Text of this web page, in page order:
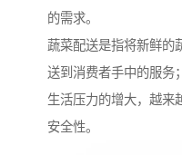
的需求。
蔬菜配送是指将新鲜的
送到消费者手中的服务
生活压力的增大，越来
安全性。